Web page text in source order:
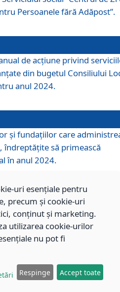
Persoanele fără Adăpost”.
de acțiune privind
din bugetul Consiliului
anul 2024.
şi fundațiilor care
îndreptăţite să primească
în anul 2024.
de cost pentru serviciile
de Asistență Socială
H.C.L. nr. 91 din 09.02.2018,
uri esențiale pentru
precum și cookie-uri
conținut și marketing.
utilizarea cookie-urilor
nu pot fi
Respinge Accept toate